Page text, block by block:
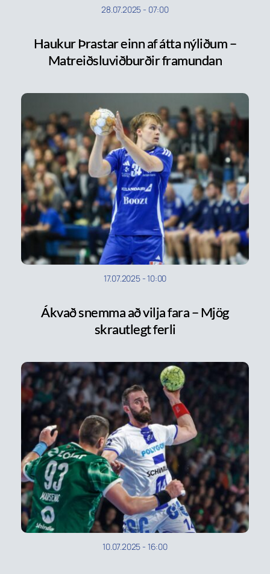
28.07.2025 - 07:00
Haukur Þrastar einn af átta nýliðum –
Matreiðsluviðburðir framundan
17.07.2025-10:00
Ákvað snemma að vilja fara – Mjög
skrautlegt ferli
10.07.2025 - 16:00